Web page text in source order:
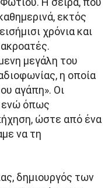
εκτός
χρόνια και
μεγάλη του
η οποία
αγάπη». Οι
ενώ όπως
ώστε από ένα
να τη
δημιουργός των